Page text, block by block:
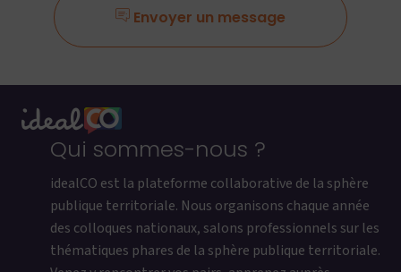
Envoyer un message
Qui sommes-nous ?
idealCO est la plateforme collaborative de la sphère
publique territoriale. Nous organisons chaque année
des colloques nationaux, salons professionnels sur les
thématiques phares de la sphère publique territoriale.